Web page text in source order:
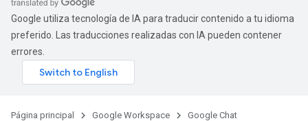
Google utiliza tecnología de IA para traducir contenido a tu idioma
preferido. Las traducciones realizadas con IA pueden contener
errores.
Página principal Google Workspace
Google Chat